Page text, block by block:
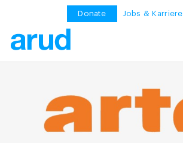
Donate Jobs & Karriere